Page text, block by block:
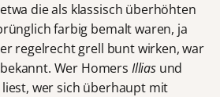
die als klassisch überhöhten
farbig bemalt waren, ja
regelrecht grell bunt wirken, war
Wer Homers Illiasund
wer sich überhaupt mit